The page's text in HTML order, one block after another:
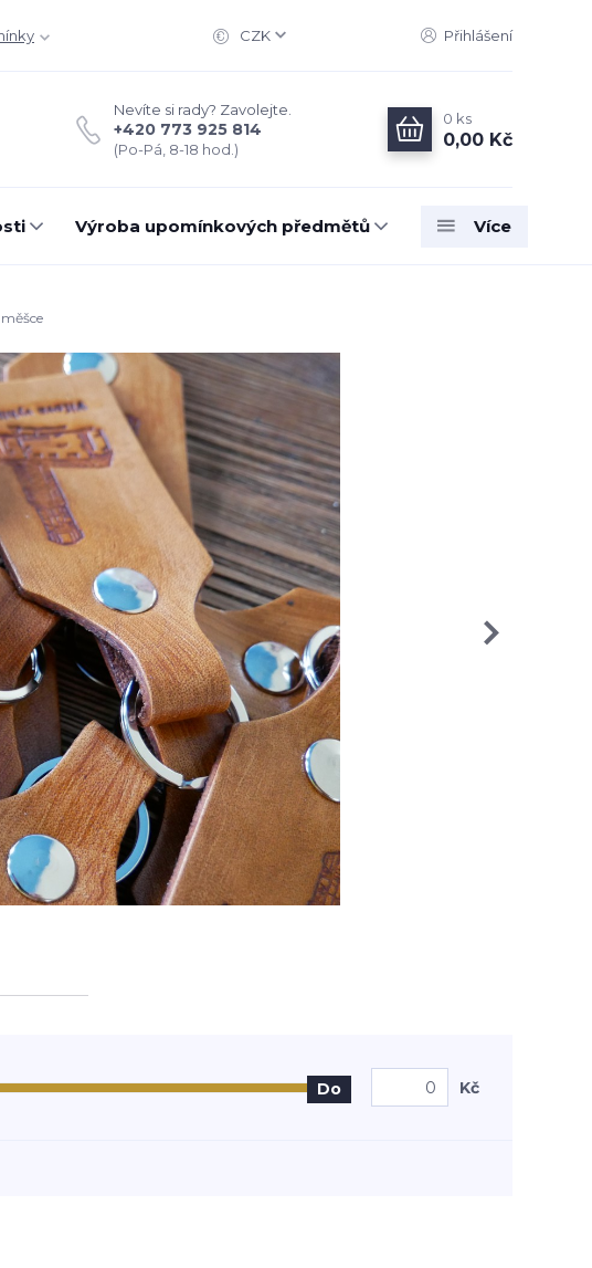
CZK Přihlášení
Nevíte si rady? Zavolejte.
+420 773 925 814
(Po-Pá, 8-18 hod.)
0 ks
0,00 Kč
Výroba upomínkových předmětů Více
Do Kč